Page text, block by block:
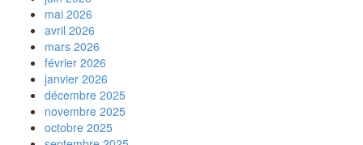
mai 2026
avril 2026
mars 2026
février 2026
janvier 2026
décembre 2025
novembre 2025
octobre 2025